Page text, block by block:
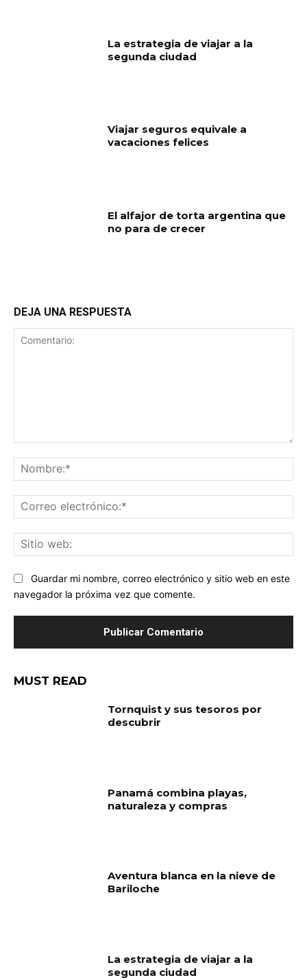
La estrategia de viajar a la
segunda ciudad
Viajar seguros equivale a
vacaciones felices
El alfajor de torta argentina que
no para de crecer
DEJA UNA RESPUESTA
Guardar mi nombre, correo electrónico y sitio web en este
navegador la próxima vez que comente.
MUST READ
Tornquist y sus tesoros por
descubrir
Panamá combina playas,
naturaleza y compras
Aventura blanca en la nieve de
Bariloche
La estrategia de viajar a la
segunda ciudad